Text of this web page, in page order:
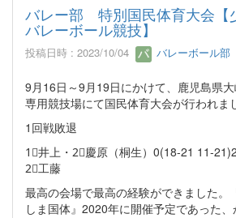
バレー部 特別国民体育大会【
バレーボール競技】
投稿日時 : 2023/10/04 バレーボール部
9月16日～9月19日にかけて、鹿児島県
専用競技場にて国民体育大会が行われま
1回戦敗退
1⃣井上・2⃣慶原（桐生）0(18-21 11-
2⃣工藤
最高の会場で最高の経験ができました
しま国体』2020年に開催予定であった